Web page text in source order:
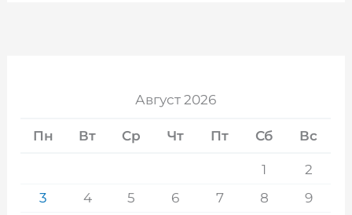
Август 2026
Пн Вт Ср Чт Пт Сб Вс
1
2
3
4 5 6 7 8
9